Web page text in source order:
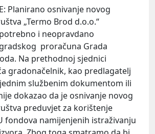
Planirano osnivanje novog
„Termo Brod d.o.o.“
i neopravdano
proračuna Grada
Na prethodnoj sjednici
gradonačelnik, kao predlagatelj
službenim dokumentom ili
dokazao da je osnivanje novog
preduvjet za korištenje
fondova namijenjenih istraživanju